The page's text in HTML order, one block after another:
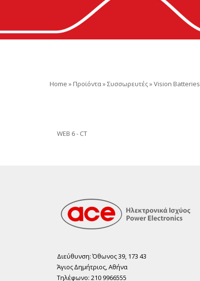
Home » Προϊόντα»Συσσωρευτές»Vision Batteries
WEB 6 - CT
Διεύθυνση: Όθωνος 39, 173 43
Άγιος ∆ηµήτριος, Αθήνα
Τηλέφωνο: 210 9966555